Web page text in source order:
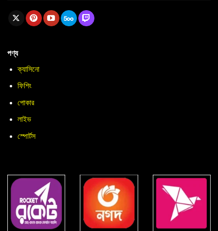
পণ্য
ক্যাসিনো
ফিশিং
পোকার
লাইভ
স্পোর্টস